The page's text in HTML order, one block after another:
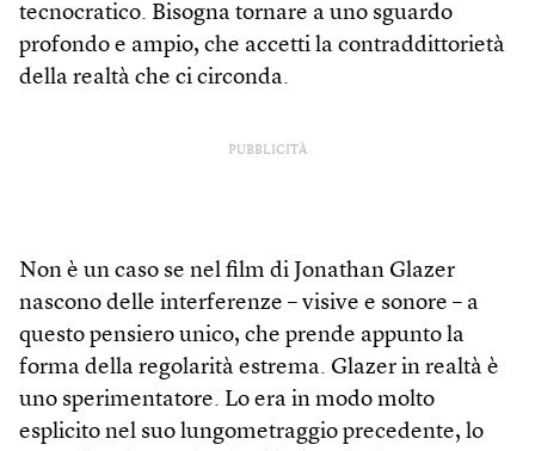
tecnocratico. Bisogna tornare a uno sguardo
profondo e ampio, che accetti la contraddittorietà
della realtà che ci circonda.
PUBBLICITÀ
Non è un caso se nel film di Jonathan Glazer
nascono delle interferenze – visive e sonore – a
questo pensiero unico, che prende appunto la
forma della regolarità estrema. Glazer in realtà è
uno sperimentatore. Lo era in modo molto
esplicito nel suo lungometraggio precedente, lo